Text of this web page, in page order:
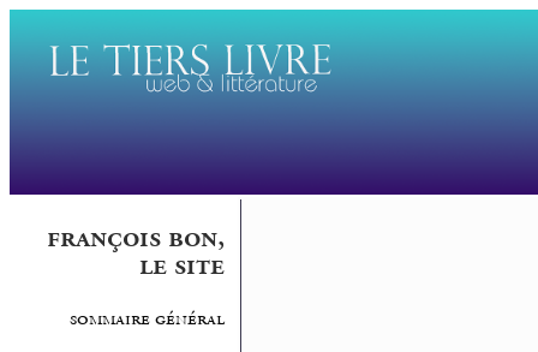
françois bon,
le site
sommaire général